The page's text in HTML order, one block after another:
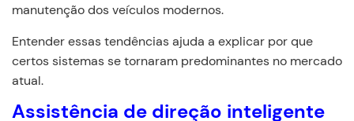
manutenção dos veículos modernos.
Entender essas tendências ajuda a explicar por que
certos sistemas se tornaram predominantes no mercado
atual.
Assistência de direção inteligente